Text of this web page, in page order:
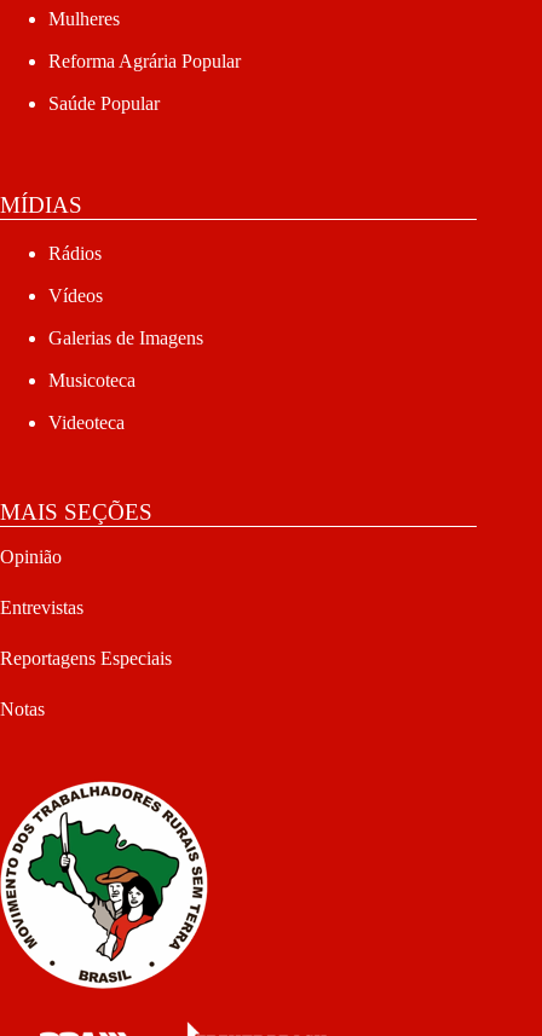
Mulheres
Reforma Agrária Popular
Saúde Popular
MÍDIAS
Rádios
Vídeos
Galerias de Imagens
Musicoteca
Videoteca
MAIS SEÇÕES
Opinião
Entrevistas
Reportagens Especiais
Notas